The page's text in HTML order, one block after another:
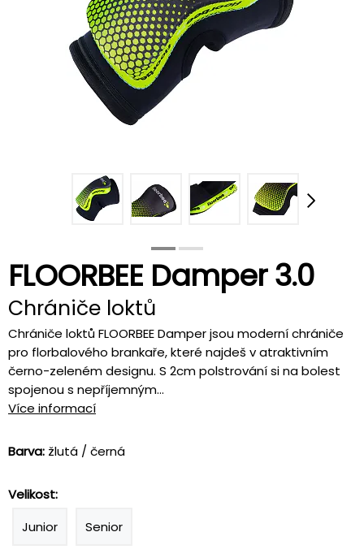
FLOORBEE Damper 3.0
Chrániče loktů
Chrániče loktů FLOORBEE Damper jsou moderní chrániče
pro florbalového brankaře, které najdeš v atraktivním
černo-zeleném designu. S 2cm polstrování si na bolest
spojenou s nepříjemným...
Více informací
Barva: žlutá / černá
Velikost:
Junior
Senior